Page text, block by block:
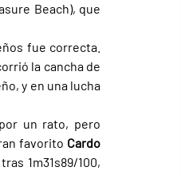
Beach), que
fue correcta.
la cancha de
y en una lucha
un rato, pero
favorito Cardo
1m31s89/100,